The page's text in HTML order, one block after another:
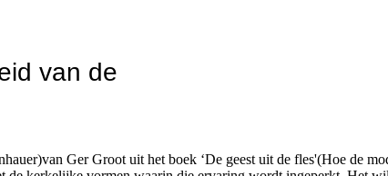
van de
Ger Groot uit het boek ‘De geest uit de fles'(Hoe de